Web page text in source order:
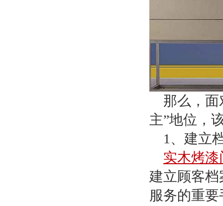
那么，
主”地位，
1 、建立
实木烤漆
建立顾客
服务的重